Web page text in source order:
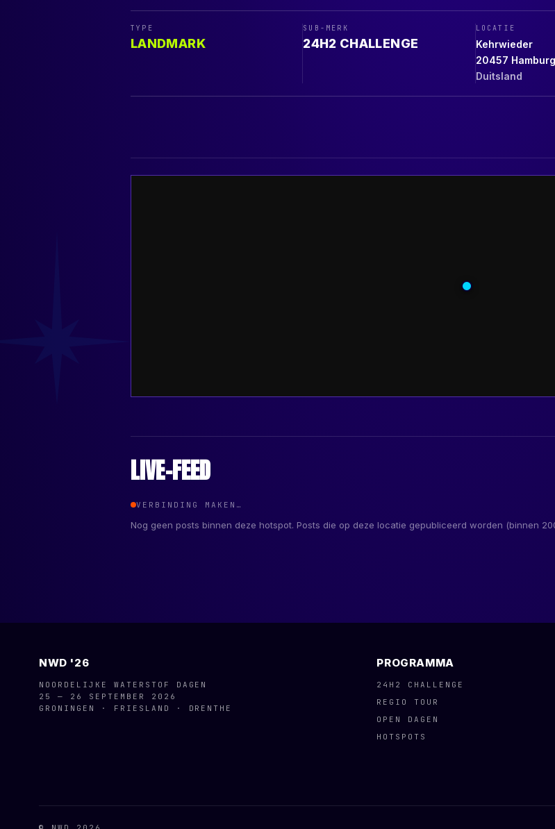
TYPE
LANDMARK
SUB-MERK
24H2 CHALLENGE
LOCATIE
Kehrwieder
20457 Hamburg
Duitsland
LIVE-FEED
VERBINDING MAKEN…
Nog geen posts binnen deze hotspot. Posts die op deze locatie gepubliceerd worden (binnen
NWD '26
NOORDELIJKE WATERSTOF DAGEN
25 — 26 SEPTEMBER 2026
GRONINGEN · FRIESLAND · DRENTHE
PROGRAMMA
24H2 CHALLENGE
REGIO TOUR
OPEN DAGEN
HOTSPOTS